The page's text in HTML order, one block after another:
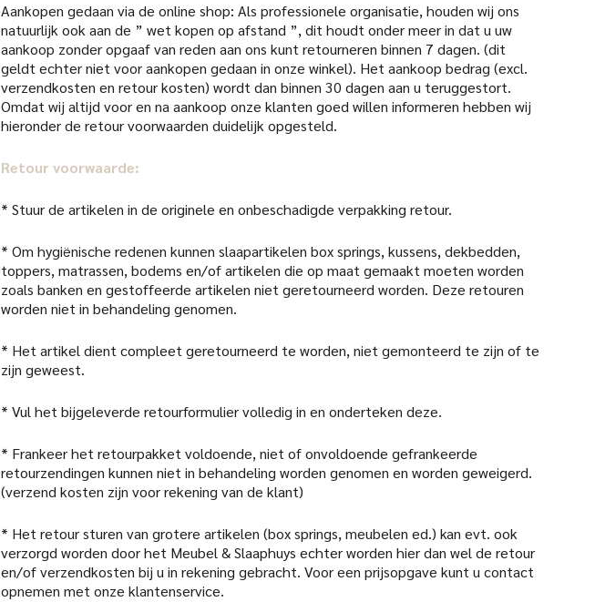
Aankopen gedaan via de online shop: Als professionele organisatie, houden wij ons
natuurlijk ook aan de ” wet kopen op afstand ”, dit houdt onder meer in dat u uw
aankoop zonder opgaaf van reden aan ons kunt retourneren binnen 7 dagen. (dit
geldt echter niet voor aankopen gedaan in onze winkel). Het aankoop bedrag (excl.
verzendkosten en retour kosten) wordt dan binnen 30 dagen aan u teruggestort.
Omdat wij altijd voor en na aankoop onze klanten goed willen informeren hebben wij
hieronder de retour voorwaarden duidelijk opgesteld.
Retour voorwaarde:
* Stuur de artikelen in de originele en onbeschadigde verpakking retour.
* Om hygiënische redenen kunnen slaapartikelen box springs, kussens, dekbedden,
toppers, matrassen, bodems en/of artikelen die op maat gemaakt moeten worden
zoals banken en gestoffeerde artikelen niet geretourneerd worden. Deze retouren
worden niet in behandeling genomen.
* Het artikel dient compleet geretourneerd te worden, niet gemonteerd te zijn of te
zijn geweest.
* Vul het bijgeleverde retourformulier volledig in en onderteken deze.
* Frankeer het retourpakket voldoende, niet of onvoldoende gefrankeerde
retourzendingen kunnen niet in behandeling worden genomen en worden geweigerd.
(verzend kosten zijn voor rekening van de klant)
* Het retour sturen van grotere artikelen (box springs, meubelen ed.) kan evt. ook
verzorgd worden door het Meubel & Slaaphuys echter worden hier dan wel de retour
en/of verzendkosten bij u in rekening gebracht. Voor een prijsopgave kunt u contact
opnemen met onze klantenservice.